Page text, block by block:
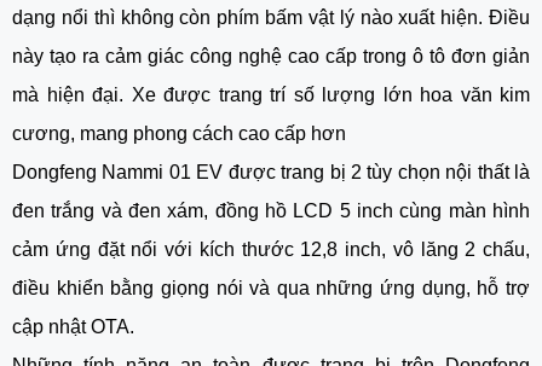
dạng nổi thì không còn phím bấm vật lý nào xuất hiện. Điều
này tạo ra cảm giác công nghệ cao cấp trong ô tô đơn giản
mà hiện đại. Xe được trang trí số lượng lớn hoa văn kim
cương, mang phong cách cao cấp hơn
Dongfeng Nammi 01 EV được trang bị 2 tùy chọn nội thất là
đen trắng và đen xám, đồng hồ LCD 5 inch cùng màn hình
cảm ứng đặt nổi với kích thước 12,8 inch, vô lăng 2 chấu,
điều khiển bằng giọng nói và qua những ứng dụng, hỗ trợ
cập nhật OTA.